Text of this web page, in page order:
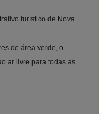
turístico de Nova
de área verde, o
ar livre para todas as